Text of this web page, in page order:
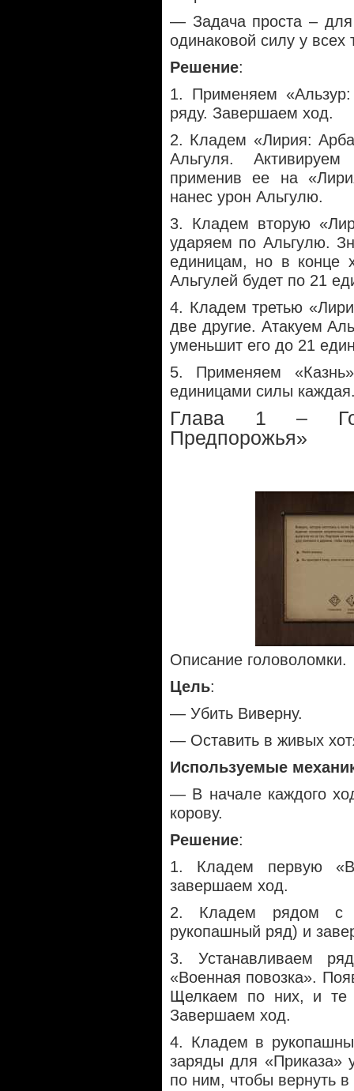
— Задача проста – для
одинаковой силу у всех
Решение:
1. Применяем
ряду. Завершаем ход.
2. Кладем «Лирия:
Альгуля.
применив ее на
нанес урон Альгулю.
3. Кладем вторую
ударяем по Альгулю.
единицам, но в конце
Альгулей будет по 21
4. Кладем третью
две другие. Атакуем
уменьшит его до 21
5. Применяем
единицами силы
Глава 1 –
Предпорожья»
Описание головоломки.
Цель:
— Убить Виверну.
— Оставить в живых
Используемые
— В начале каждого
корову.
Решение:
1. Кладем первую
завершаем ход.
2. Кладем рядом с
рукопашный ряд) и
3. Устанавливаем
«Военная повозка».
Щелкаем по них, и те
Завершаем ход.
4. Кладем в
заряды для «Приказа»
по ним, чтобы вернуть